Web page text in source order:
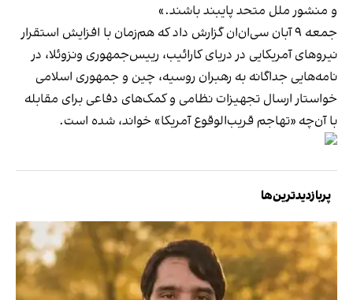
و منشور ملل متحد پایبند باشند.»
جمعه ۹ آبان سی‌ان‌ان گزارش داد که هم‌زمان با افزایش استقرار
نیروهای آمریکایی در دریای کارائیب، رییس‌جمهوری ونزوئلا، در
نامه‌هایی جداگانه به رهبران روسیه، چین و جمهوری اسلامی
خواستار ارسال تجهیزات نظامی و کمک‌های دفاعی برای مقابله
با آن‌چه «تهاجم قریب‌الوقوع آمریکا» خواند، شده است.
پربازدیدترین‌ها